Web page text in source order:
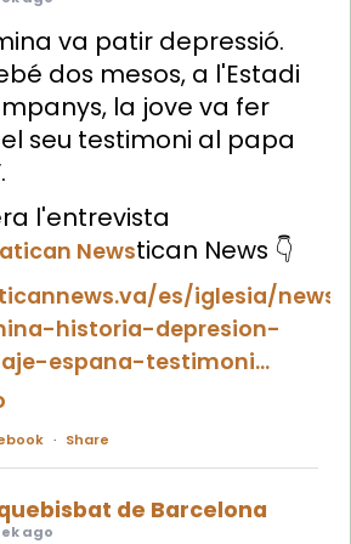
va patir depressió.
dos mesos, a l'Estadi
la jove va fer
seu testimoni al papa
l'entrevista
Newstican News 👇
es/iglesia/news/
historia-depresion-
espana-testimoni...
· Share
de Barcelona
ago